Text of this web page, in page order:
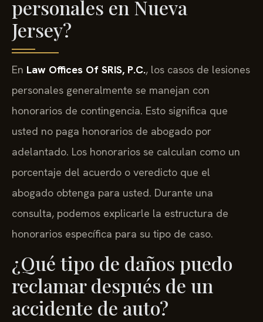
personales en Nueva
Jersey?
En Law Offices Of SRIS, P.C., los casos de lesiones
personales generalmente se manejan con
honorarios de contingencia. Esto significa que
usted no paga honorarios de abogado por
adelantado. Los honorarios se calculan como un
porcentaje del acuerdo o veredicto que el
abogado obtenga para usted. Durante una
consulta, podemos explicarle la estructura de
honorarios específica para su tipo de caso.
¿Qué tipo de daños puedo
reclamar después de un
accidente de auto?